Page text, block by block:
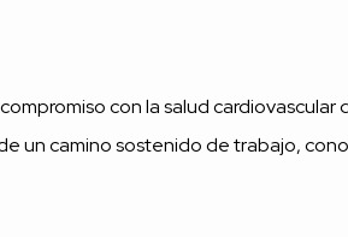
con la salud cardiovascular
un camino sostenido de trabajo,